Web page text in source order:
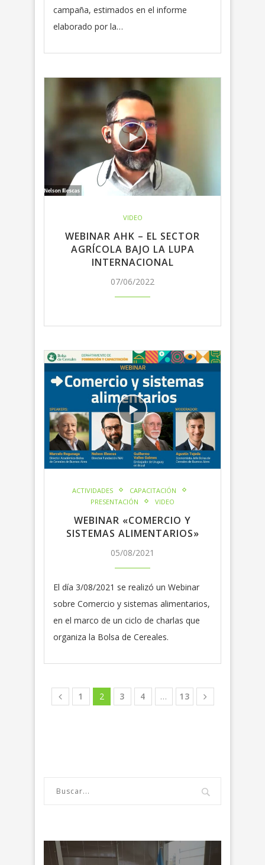
campaña, estimados en el informe
elaborado por la…
VIDEO
WEBINAR AHK – EL SECTOR
AGRÍCOLA BAJO LA LUPA
INTERNACIONAL
07/06/2022
ACTIVIDADES
CAPACITACIÓN
PRESENTACIÓN
VIDEO
WEBINAR «COMERCIO Y
SISTEMAS ALIMENTARIOS»
05/08/2021
El día 3/08/2021 se realizó un Webinar
sobre Comercio y sistemas alimentarios,
en el marco de un ciclo de charlas que
organiza la Bolsa de Cereales.
1 2 3 4 … 13